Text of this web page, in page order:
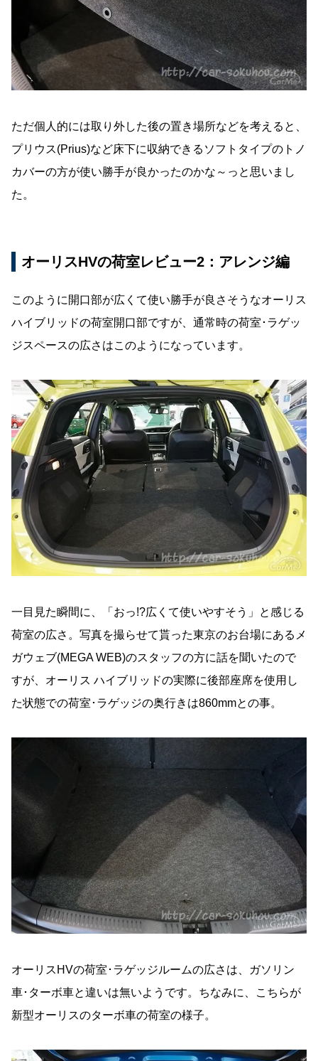
ただ個人的には取り外した後の置き場所などを考えると、
プリウス(Prius)など床下に収納できるソフトタイプのトノ
カバーの方が使い勝手が良かったのかな～っと思いまし
た。
オーリスHVの荷室レビュー2：アレンジ編
このように開口部が広くて使い勝手が良さそうなオーリス
ハイブリッドの荷室開口部ですが、通常時の荷室･ラゲッ
ジスペースの広さはこのようになっています。
一目見た瞬間に、「おっ!?広くて使いやすそう」と感じる
荷室の広さ。写真を撮らせて貰った東京のお台場にあるメ
ガウェブ(MEGA WEB)のスタッフの方に話を聞いたので
すが、オーリス ハイブリッドの実際に後部座席を使用し
た状態での荷室･ラゲッジの奥行きは860mmとの事。
オーリスHVの荷室･ラゲッジルームの広さは、ガソリン
車･ターボ車と違いは無いようです。ちなみに、こちらが
新型オーリスのターボ車の荷室の様子。